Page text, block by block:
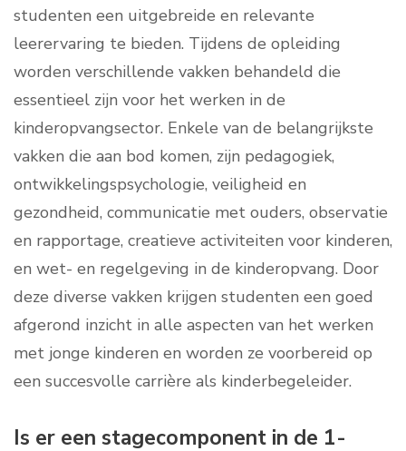
studenten een uitgebreide en relevante
leerervaring te bieden. Tijdens de opleiding
worden verschillende vakken behandeld die
essentieel zijn voor het werken in de
kinderopvangsector. Enkele van de belangrijkste
vakken die aan bod komen, zijn pedagogiek,
ontwikkelingspsychologie, veiligheid en
gezondheid, communicatie met ouders, observatie
en rapportage, creatieve activiteiten voor kinderen,
en wet- en regelgeving in de kinderopvang. Door
deze diverse vakken krijgen studenten een goed
afgerond inzicht in alle aspecten van het werken
met jonge kinderen en worden ze voorbereid op
een succesvolle carrière als kinderbegeleider.
Is er een stagecomponent in de 1-